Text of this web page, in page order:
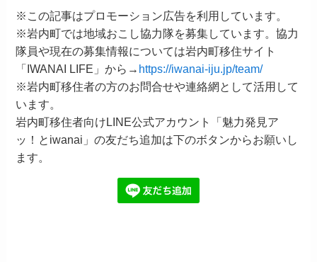
※この記事はプロモーション広告を利用しています。
※岩内町では地域おこし協力隊を募集しています。協力
隊員や現在の募集情報については岩内町移住サイト
「IWANAI LIFE」から→ https://iwanai-iju.jp/team/
※岩内町移住者の方のお問合せや連絡網として活用して
います。
岩内町移住者向けLINE公式アカウント「魅力発見ア
ッ！とiwanai」の友だち追加は下のボタンからお願いし
ます。